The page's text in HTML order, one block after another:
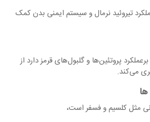
تیروئید نرمال و سیستم ایمنی بدن کمک
پروتئین‌ها و گلبول‌های قرمز دارد از
می‌کند.
مثل کلسیم و فسفر است،